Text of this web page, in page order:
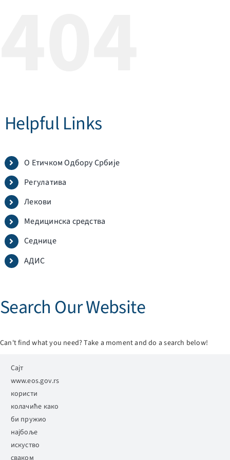
Helpful Links
О Етичком Одбору Србије
Регулатива
Лекови
Медицинска средства
Седнице
АДИС
Search Our Website
Can't find what you need? Take a moment and do a search below!
Search
Сајт
www.eos.gov.rs
користи
колачиће како
би пружио
најбоље
искуство
сваком